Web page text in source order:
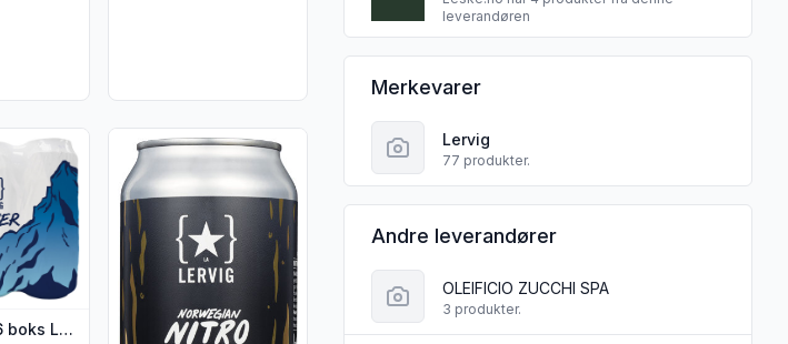
Lervig"
Mango 0,33lx4 boks Lervig"
Pilsner 0,5lx6 boks Lervig
for produktet "Pilsner 0,5lx6 boks Lervig"
Vis flere detaljer for produktet "Norwegian Nitro Stout 0,44l Lervig"
leverandøren
Lervig sine
Merkevarer
Lervig
77 produkter.
Andre leverandører
OLEIFICIO ZUCCHI SPA
3 produkter.